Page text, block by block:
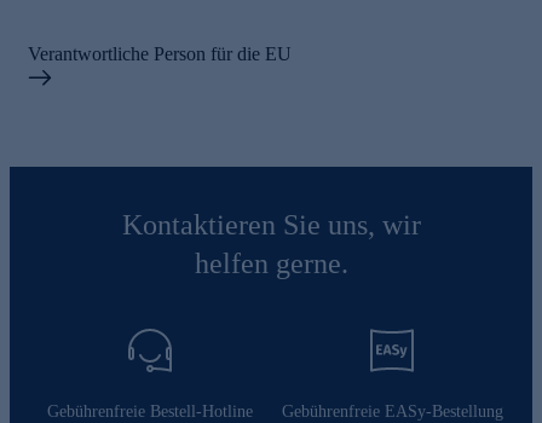
Verantwortliche Person für die EU
Kontaktieren Sie uns, wir
helfen gerne.
Gebührenfreie Bestell-Hotline Gebührenfreie EASy-Bestellung